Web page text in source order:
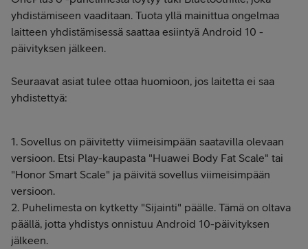
yhdistämiseen vaaditaan. Tuota yllä mainittua ongelmaa
laitteen yhdistämisessä saattaa esiintyä Android 10 -
päivityksen jälkeen.
Seuraavat asiat tulee ottaa huomioon, jos laitetta ei saa
yhdistettyä:
1. Sovellus on päivitetty viimeisimpään saatavilla olevaan
versioon. Etsi Play-kaupasta "Huawei Body Fat Scale" tai
"Honor Smart Scale" ja päivitä sovellus viimeisimpään
versioon.
2. Puhelimesta on kytketty "Sijainti" päälle. Tämä on oltava
päällä, jotta yhdistys onnistuu Android 10-päivityksen
jälkeen.